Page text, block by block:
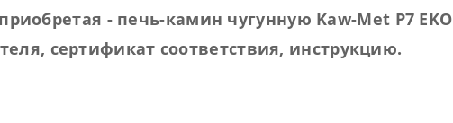
- печь-камин чугунную Kaw-Met P7 EKO
сертификат соответствия, инструкцию.